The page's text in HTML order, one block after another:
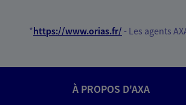
PRENDRE
*https://www.orias.fr/ - Les agents
À PROPOS D'AXA